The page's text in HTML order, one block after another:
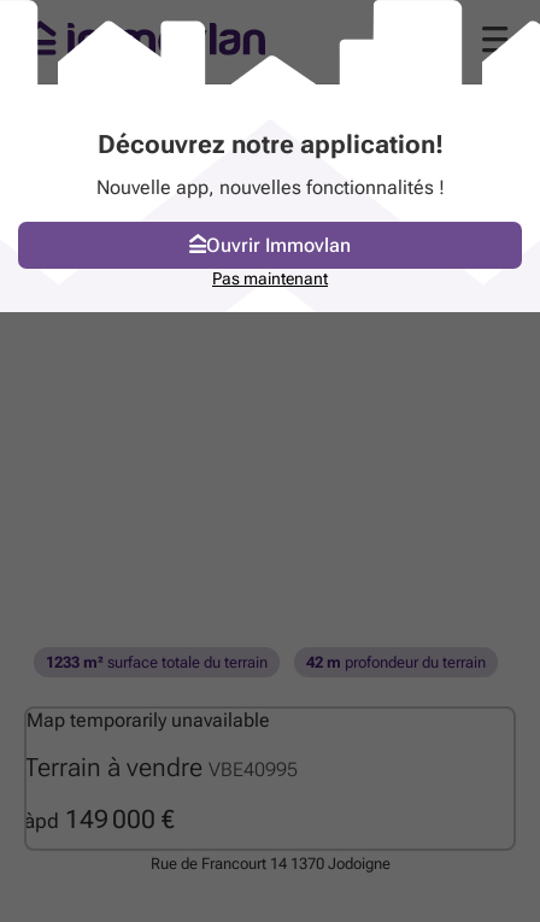
Terrain à vendre VBE40995
àpd 149 000 €
1233 m² surface totale du terrain 42 m profondeur du terrain
Map temporarily unavailable
Rue de Francourt 14 1370 Jodoigne
Découvrez notre application!
Nouvelle app, nouvelles fonctionnalités !
Ouvrir Immovlan
Pas maintenant